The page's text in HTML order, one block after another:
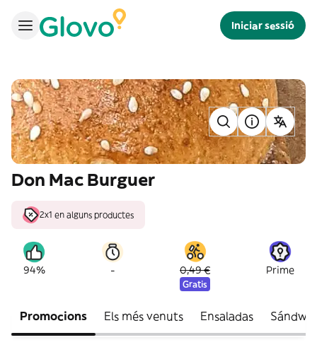
Iniciar sessió
Don Mac Burguer
2x1 en alguns productes
94% - 0,49 €
Gratis
Prime
Promocions Els més venuts Ensaladas